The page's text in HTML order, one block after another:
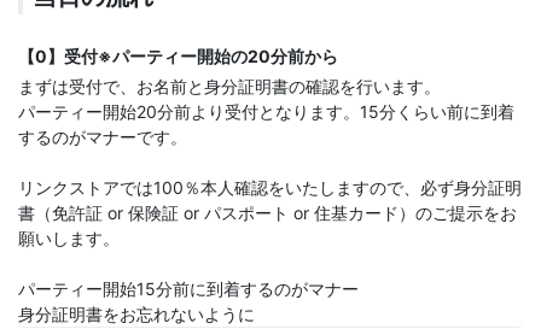
【0】受付※パーティー開始の20分前から
まずは受付で、お名前と身分証明書の確認を行います。
パーティー開始20分前より受付となります。15分くらい前に到着
するのがマナーです。
リンクストアでは100％本人確認をいたしますので、必ず身分証明
書（免許証 or 保険証 or パスポート or 住基カード）のご提示をお
願いします。
パーティー開始15分前に到着するのがマナー
身分証明書をお忘れないように